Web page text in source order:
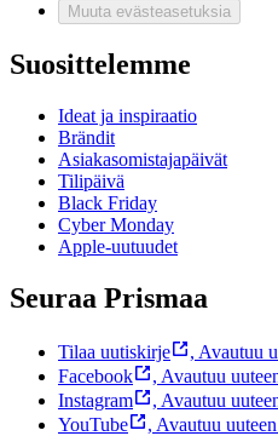
Muuta evästeasetuksia
Suosittelemme
Ideat ja inspiraatio
Brändit
Asiakasomistajapäivät
Tilipäivä
Black Friday
Cyber Monday
Apple-uutuudet
Seuraa Prismaa
Tilaa uutiskirje , Avautuu
Facebook
, Avautuu
Instagram
, Avautuu
YouTube
, Avautuu